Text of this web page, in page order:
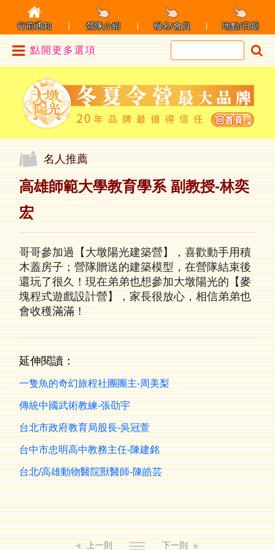
點開更多選項
行前通知 營隊介紹 報名/會員 地點/日期
名人推薦
高雄師範大學教育學系 副教授-林奕
宏
哥哥參加過【大墩陽光建築營】，喜歡動手用積
木蓋房子；營隊贈送的建築模型，在營隊結束後
還玩了很久！現在弟弟也想參加大墩陽光的【麥
塊程式遊戲設計營】，家長很放心，相信弟弟也
會收穫滿滿！
延伸閱讀：
一隻魚的奇幻旅程社團團主-周美梨
傳統中國武術教練-張劭宇
台北市政府教育局股長-吳冠萱
台中市忠明高中教務主任-陳建銘
台北/高雄動物醫院獸醫師-陳皓芸
上一則 下一則